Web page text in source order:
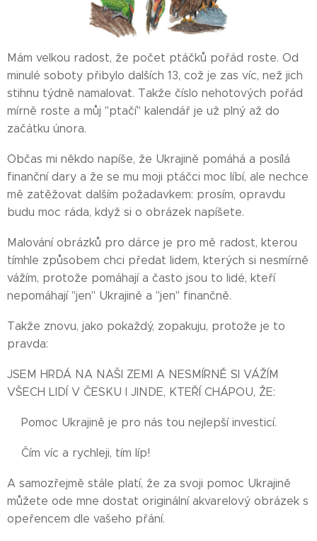
Mám velkou radost, že počet ptáčků pořád roste. Od
minulé soboty přibylo dalších 13, což je zas víc, než jich
stihnu týdně namalovat. Takže číslo nehotových pořád
mírně roste a můj "ptačí" kalendář je už plný až do
začátku února.
Občas mi někdo napíše, že Ukrajině pomáhá a posílá
finanční dary a že se mu moji ptáčci moc líbí, ale nechce
mě zatěžovat dalším požadavkem: prosím, opravdu
budu moc ráda, když si o obrázek napíšete.
Malování obrázků pro dárce je pro mě radost, kterou
tímhle způsobem chci předat lidem, kterých si nesmírně
vážím, protože pomáhají a často jsou to lidé, kteří
nepomáhají "jen" Ukrajině a "jen" finančně.
Takže znovu, jako pokaždý, zopakuju, protože je to
pravda:
JSEM HRDÁ NA NAŠI ZEMI A NESMÍRNĚ SI VÁŽÍM
VŠECH LIDÍ V ČESKU I JINDE, KTEŘÍ CHÁPOU, ŽE:
💥Pomoc Ukrajině je pro nás tou nejlepší investicí.
💥Čím víc a rychleji, tím líp!
A samozřejmě stále platí, že za svoji pomoc Ukrajině
můžete ode mne dostat originální akvarelový obrázek s
opeřencem dle vašeho přání.